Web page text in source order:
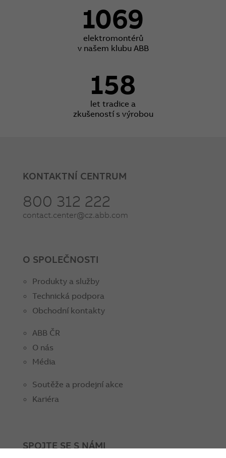
1069
elektromontérů
v našem klubu ABB
158
let tradice a
zkušeností s výrobou
KONTAKTNÍ CENTRUM
800 312 222
contact.center@cz.abb.com
O SPOLEČNOSTI
Produkty a služby
Technická podpora
Obchodní kontakty
ABB ČR
O nás
Média
Soutěže a prodejní akce
Kariéra
SPOJTE SE S NÁMI